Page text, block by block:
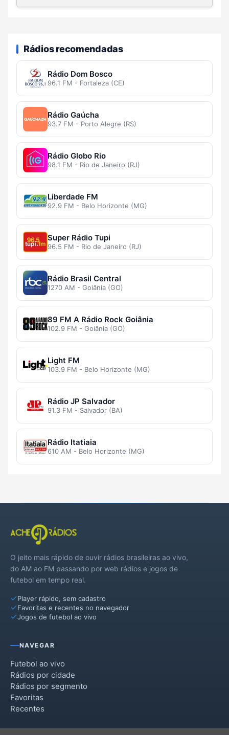
Rádios recomendadas
Rádio Dom Bosco
96.1 FM - Fortaleza (CE)
Rádio Gaúcha
93.7 FM - Porto Alegre (RS)
Rádio Globo Rio
98.1 FM - Rio de Janeiro (RJ)
Liberdade FM
92.9 FM - Belo Horizonte (MG)
Super Rádio Tupi
96.5 FM - Rio de Janeiro (RJ)
Rádio Brasil Central
1270 AM - Goiânia (GO)
89 FM A Rádio Rock Goiânia
102.9 FM - Goiânia (GO)
Light FM
103.9 FM - Belo Horizonte (MG)
Rádio JP Salvador
91.3 FM - Salvador (BA)
Rádio Itatiaia
610 AM - Belo Horizonte (MG)
O jeito mais rápido de ouvir rádios brasileiras ao vivo,
do AM ao FM passando por web rádios e jogos de
futebol em tempo real.
Player rápido, sem cadastro
Favoritas e recentes no navegador
Jogos de futebol ao vivo
NAVEGAR
Futebol ao vivo
Rádios por cidade
Rádios por segmento
Favoritas
Recentes